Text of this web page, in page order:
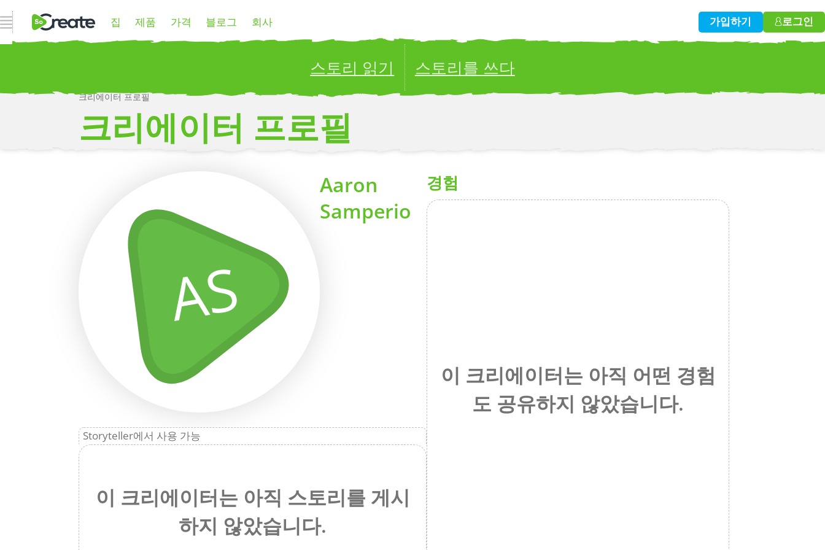
내비게이션 열기 집 제품 가격 블로그 회사 가입하기 로그인
스토리 읽기 스토리를 쓰다
Publish your stories to a global audience.
크리에이터 프로필
크리에이터 프로필
AS
Aaron
Samperio
Storyteller에서 사용 가능
이 크리에이터는 아직 스토리를 게시
하지 않았습니다.
경험
이 크리에이터는 아직 어떤 경험
도 공유하지 않았습니다.